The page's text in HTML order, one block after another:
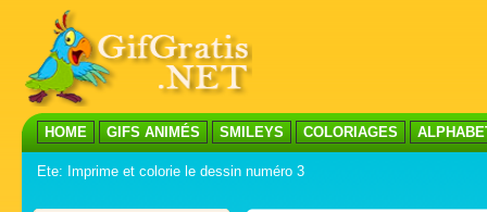
HOME GIFS ANIMÉS SMILEYS COLORIAGES
Ete: Imprime et colorie le dessin numéro 3